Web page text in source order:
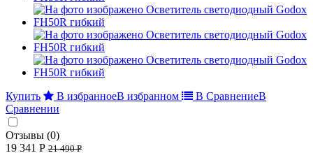
Купить В избранноеВ избранном В СравнениеВ
Сравнении
Отзывы (0)
19 341 Р 21 490 Р